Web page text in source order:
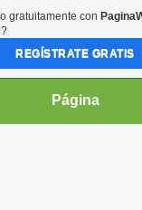
Página
gratuitamente con
REGÍSTRATE GRATIS